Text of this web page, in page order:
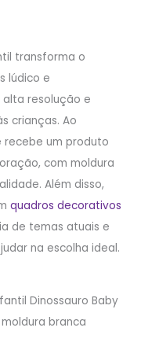
transforma o
lúdico e
resolução e
crianças. Ao
recebe um produto
com moldura
Além disso,
quadros decorativos
de temas atuais e
na escolha ideal.
Dinossauro Baby
branca